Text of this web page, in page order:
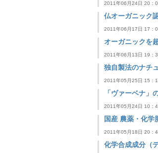
2011年06月24日 20：
仏オーガニック
2011年06月17日 17：
オーガニックを
2011年06月13日 19：
独自製法のナチ
2011年05月25日 15：
「ヴァーベナ
2011年05月24日 10：
国産 農薬・化
2011年05月18日 20：
化学合成成分（